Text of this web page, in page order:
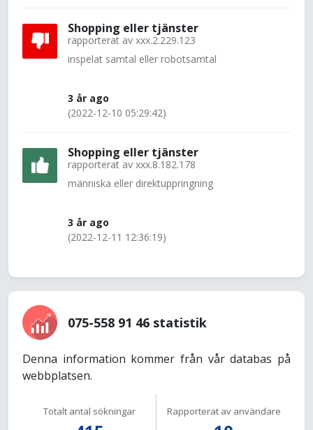
Shopping eller tjänster
rapporterat av xxx.2.229.123
inspelat samtal eller robotsamtal
3 år ago
(2022-12-10 05:29:42)
Shopping eller tjänster
rapporterat av xxx.8.182.178
människa eller direktuppringning
3 år ago
(2022-12-11 12:36:19)
075-558 91 46 statistik
Denna information kommer från vår databas på
webbplatsen.
Totalt antal sökningar Rapporterat av användare